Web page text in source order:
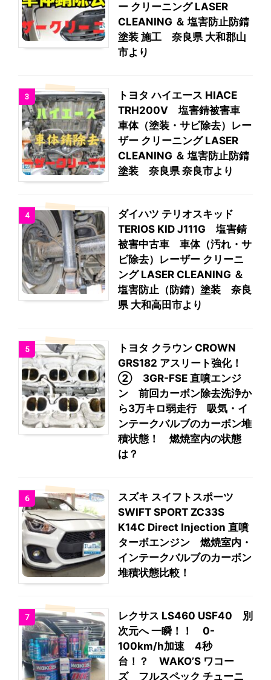
ー クリーニング LASER
CLEANING ＆ 塩害防止防錆
塗装 施工 奈良県 大和郡山
市より
3
トヨタ ハイエース HIACE
TRH200V 塩害錆被害車
車体（塗装・サビ除去）レー
ザー クリーニング LASER
CLEANING ＆ 塩害防止防錆
塗装 奈良県 奈良市より
4
ダイハツ テリオスキッド
TERIOS KID J111G 塩害錆
被害中古車 車体（汚れ・サ
ビ除去）レーザー クリーニ
ング LASER CLEANING ＆
塩害防止（防錆）塗装 奈良
県 大和高田市より
5
トヨタ クラウン CROWN
GRS182 アスリート強化！
② 3GR-FSE 直噴エンジ
ン 前回カーボン除去洗浄か
ら3万キロ弱走行 吸気・イ
ンテークバルブのカーボン堆
積状態！ 燃焼室内の状態
は？
6
スズキ スイフトスポーツ
SWIFT SPORT ZC33S
K14C Direct Injection 直噴
ターボエンジン 燃焼室内・
インテークバルブのカーボン
堆積状態比較！
7
レクサス LS460 USF40 別
次元へ 一瞬！！ 0-
100km/h加速 4秒
台！？ WAKO’S ワコー
ズ フルスペック チューニ